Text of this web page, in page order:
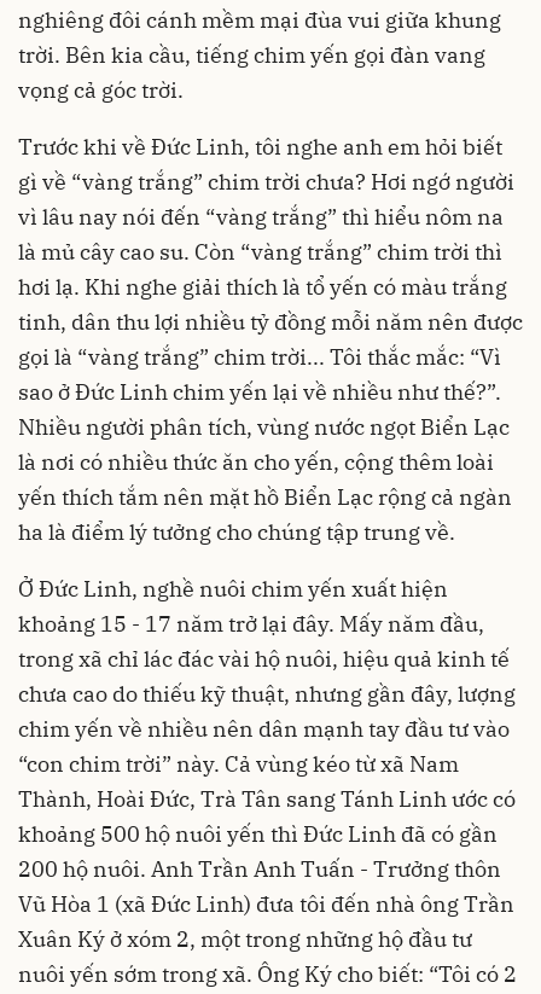
nghiêng đôi cánh mềm mại đùa vui giữa khung
trời. Bên kia cầu, tiếng chim yến gọi đàn vang
vọng cả góc trời.
Trước khi về Đức Linh, tôi nghe anh em hỏi biết
gì về “vàng trắng” chim trời chưa? Hơi ngớ người
vì lâu nay nói đến “vàng trắng” thì hiểu nôm na
là mủ cây cao su. Còn “vàng trắng” chim trời thì
hơi lạ. Khi nghe giải thích là tổ yến có màu trắng
tinh, dân thu lợi nhiều tỷ đồng mỗi năm nên được
gọi là “vàng trắng” chim trời... Tôi thắc mắc: “Vì
sao ở Đức Linh chim yến lại về nhiều như thế?”.
Nhiều người phân tích, vùng nước ngọt Biển Lạc
là nơi có nhiều thức ăn cho yến, cộng thêm loài
yến thích tắm nên mặt hồ Biển Lạc rộng cả ngàn
ha là điểm lý tưởng cho chúng tập trung về.
Ở Đức Linh, nghề nuôi chim yến xuất hiện
khoảng 15 - 17 năm trở lại đây. Mấy năm đầu,
trong xã chỉ lác đác vài hộ nuôi, hiệu quả kinh tế
chưa cao do thiếu kỹ thuật, nhưng gần đây, lượng
chim yến về nhiều nên dân mạnh tay đầu tư vào
“con chim trời” này. Cả vùng kéo từ xã Nam
Thành, Hoài Đức, Trà Tân sang Tánh Linh ước có
khoảng 500 hộ nuôi yến thì Đức Linh đã có gần
200 hộ nuôi. Anh Trần Anh Tuấn - Trưởng thôn
Vũ Hòa 1 (xã Đức Linh) đưa tôi đến nhà ông Trần
Xuân Ký ở xóm 2, một trong những hộ đầu tư
nuôi yến sớm trong xã. Ông Ký cho biết: “Tôi có 2